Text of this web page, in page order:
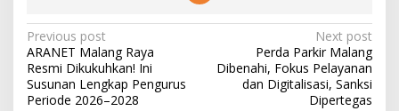
P
o
s
Previous post
ARANET Malang Raya
Resmi Dikukuhkan! Ini
Susunan Lengkap Pengurus
Periode 2026–2028
Next post
Perda Parkir Malang
Dibenahi, Fokus Pelayanan
dan Digitalisasi, Sanksi
Dipertegas